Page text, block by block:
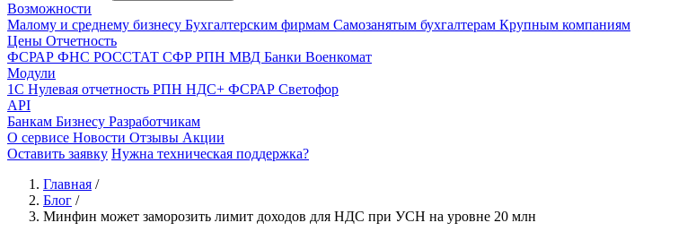
Возможности
Малому и среднему бизнесу Бухгалтерским фирмам Самозанятым бухгалтерам Крупным компаниям
Цены Отчетность
ФСРАР ФНС РОССТАТ СФР РПН МВД Банки Военкомат
Модули
1С Нулевая отчетность РПН НДС+ ФСРАР Светофор
API
Банкам Бизнесу Разработчикам
О сервисе Новости Отзывы Акции
Оставить заявку Нужна техническая поддержка?
Главная /
Блог /
Минфин может заморозить лимит доходов для НДС при УСН на уровне 20 млн